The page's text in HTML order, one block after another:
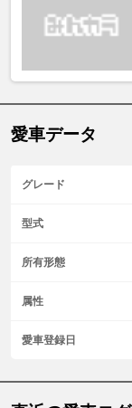
愛車データ
グレード
型式
所有形態
属性
愛車登録日